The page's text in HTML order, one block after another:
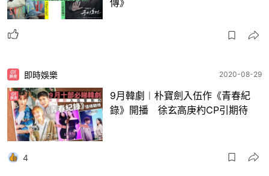
即時娛樂 2020-08-29
9月韓劇︱朴寶劍入伍作《青春紀
錄》開播 徐玄高庚杓CP引期待
4